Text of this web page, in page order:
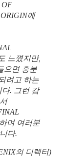
OF
ORIGIN에
느꼈지만,
으면 흥분
려고 하는
다. 그런 감
며 여러분
다.
의 디렉터)